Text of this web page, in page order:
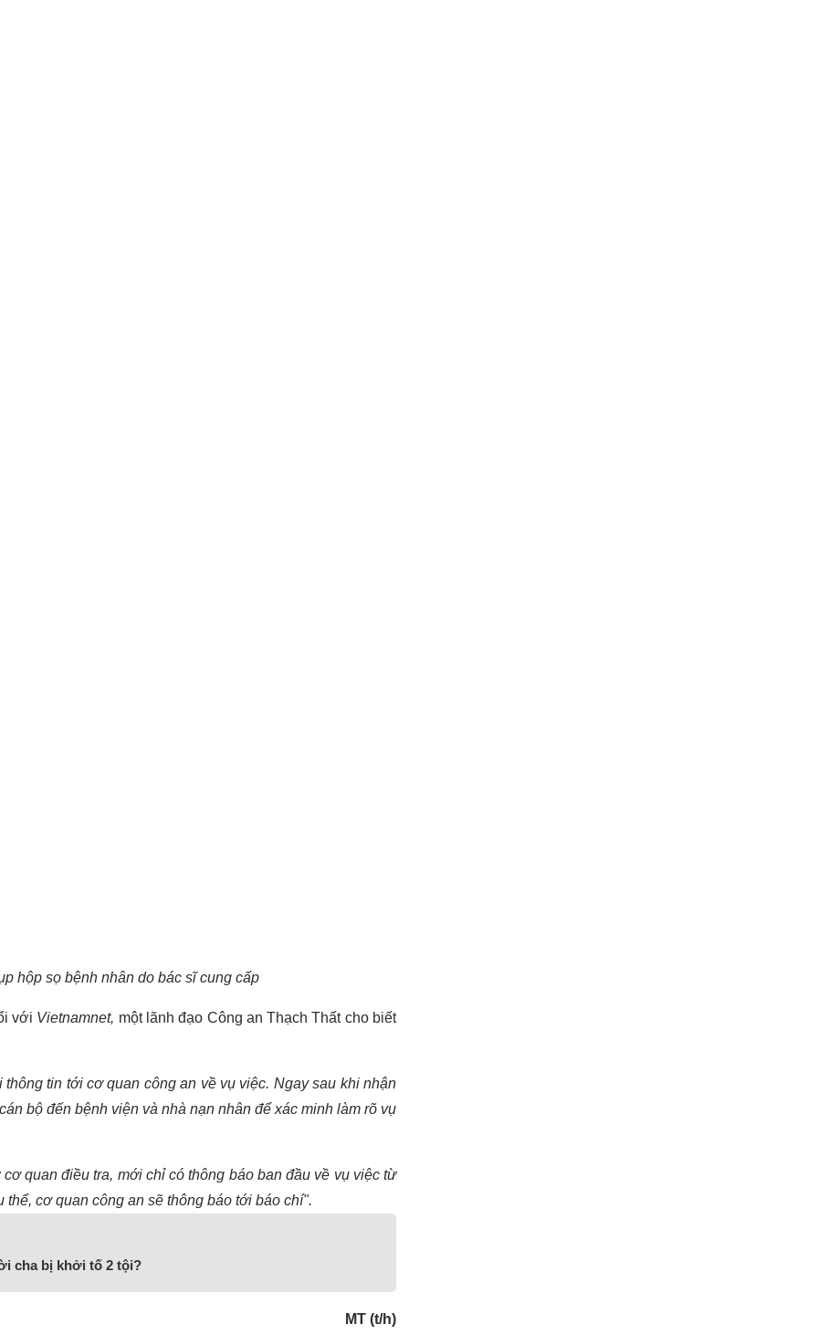
hộp sọ bệnh nhân do bác sĩ cung cấp
với Vietnamnet, một lãnh đạo Công an Thạch Thất cho biết
thông tin tới cơ quan công an về vụ việc. Ngay sau khi nhận
bộ đến bệnh viện và nhà nạn nhân để xác minh làm rõ vụ
quan điều tra, mới chỉ có thông báo ban đầu về vụ việc từ
cơ quan công an sẽ thông báo tới báo chí".
cha bị khởi tố 2 tội?
MT (t/h)